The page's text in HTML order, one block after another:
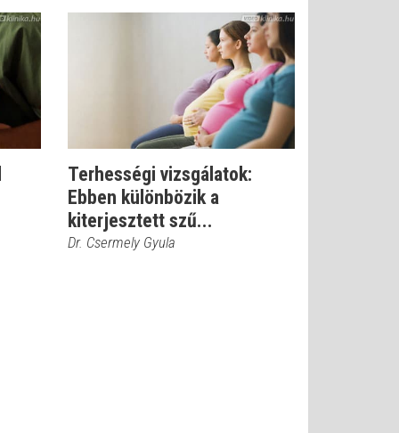
Terhességi vizsgálatok:
Ebben különbözik a
kiterjesztett szű...
Dr. Csermely Gyula